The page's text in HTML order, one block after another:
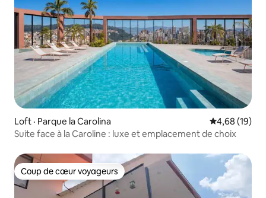
Loft · Parque la Carolina Note
4,68 (19)
Suite face à la Caroline : luxe et emplacement de choix
Coup de cœur voyageurs
Coup de cœur voyageurs